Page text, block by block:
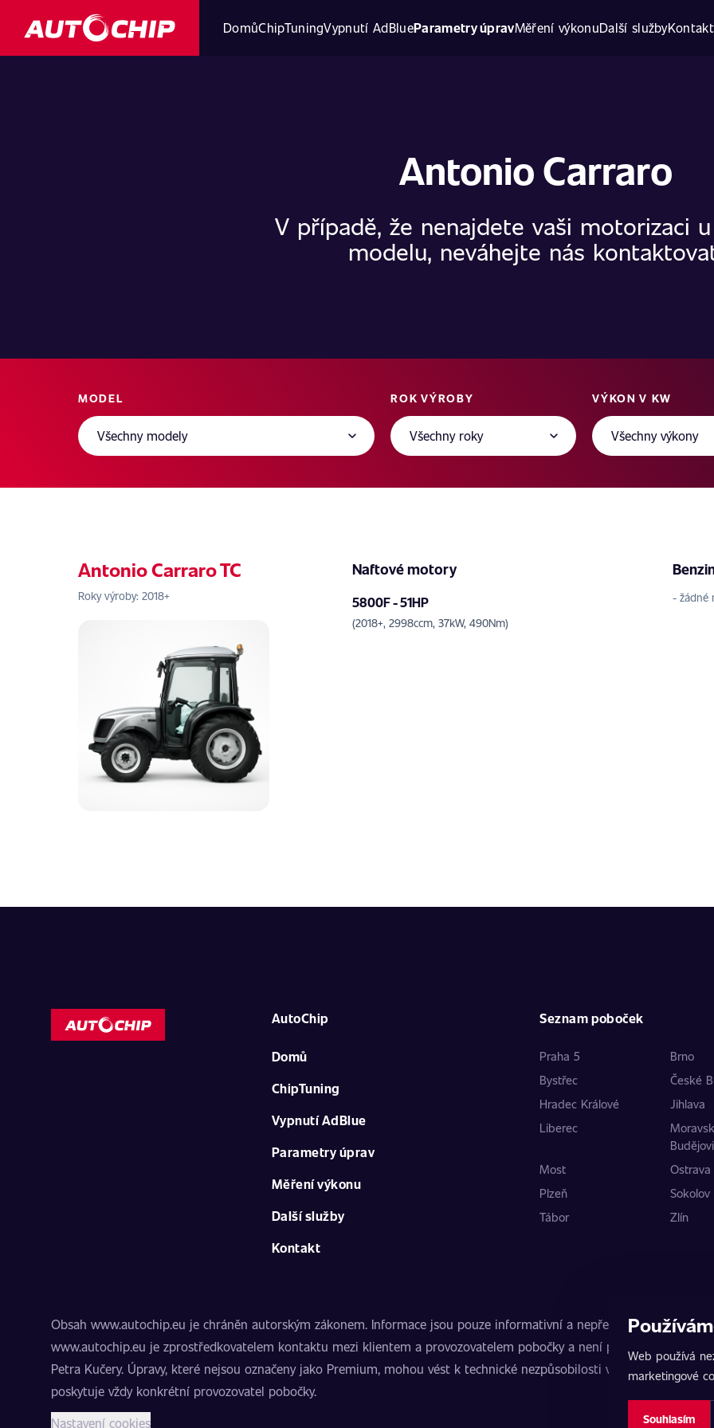
DomůChipTuningVypnutí AdBlueParametry úpravMěření výkonuDalší službyKontakt
Antonio Carraro
V případě, že nenajdete vaši motorizaci
modelu, neváhejte nás
MODEL ROK VÝROBY VÝKON V KW
Antonio Carraro TC
Roky výroby: 2018+
Naftové motory
5800F - 51HP
(2018+, 2998ccm, 37kW, 490Nm)
- žádné
AutoChip
Domů
ChipTuning
Vypnutí AdBlue
Parametry úprav
Měření výkonu
Další služby
Kontakt
Seznam poboček
Praha 5
Brno
Bystřec
České
Hradec Králové
Jihlava
Liberec
Most
Ostrava
Plzeň
Sokolov
Tábor
Zlín
Obsah www.autochip.eu je chráněn autorským zákonem. Informace jsou pouze informativní a nepředstavují veřejnou
www.autochip.eu je zprostředkovatelem kontaktu mezi klientem a provozovatelem pobočky a není poskytovatelem
Petra Kučery. Úpravy, které nejsou označeny jako Premium, mohou vést k technické nezpůsobilosti vozidla k provozu
poskytuje vždy konkrétní provozovatel pobočky.
Nastavení cookies
Web používá
marketingové
Souhlasím